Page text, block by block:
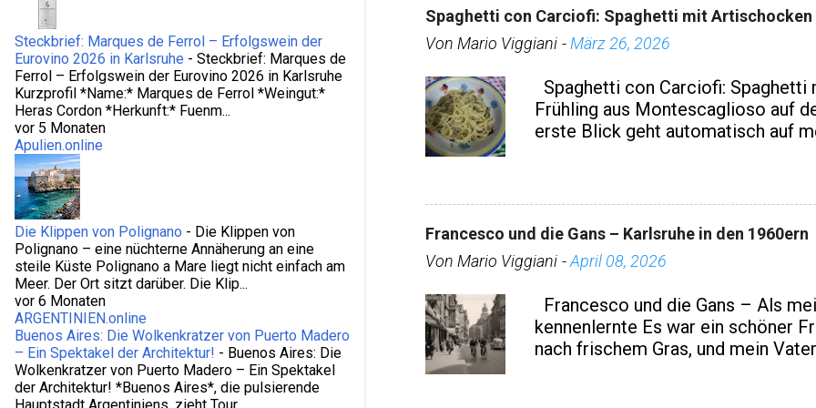
Spaghetti con Carciofi: Spaghetti mit Artischocken
Von Mario Viggiani - März 26, 2026
Spaghetti con Carciofi:
Frühling aus Montescaglioso auf
erste Blick geht automatisch auf
dem Alltag. Besonders spannend:
was so viel heißt wie Spaghetti mit
einfach außergewöhnlich lecker.
bodenständige Lektion in
Artischocken, Olivenöl,
einfach, aber intensiv im
Francesco und die Gans – Karlsruhe in den 1960ern
Von Mario Viggiani -April 08, 2026
Francesco und die Gans – Als
kennenlernte Es war ein schöner
nach frischem Gras, und mein
Fett. Nur ein paar Meter entfernt.
Steckbrief: Marques de Ferrol – Erfolgswein der
Eurovino 2026 in Karlsruhe - Steckbrief: Marques de
Ferrol – Erfolgswein der Eurovino 2026 in Karlsruhe
Kurzprofil *Name:* Marques de Ferrol *Weingut:*
Heras Cordon *Herkunft:* Fuenm...
vor 5 Monaten
Apulien.online
Die Klippen von Polignano - Die Klippen von
Polignano – eine nüchterne Annäherung an eine
steile Küste Polignano a Mare liegt nicht einfach am
Meer. Der Ort sitzt darüber. Die Klip...
vor 6 Monaten
ARGENTINIEN.online
Buenos Aires: Die Wolkenkratzer von Puerto Madero
– Ein Spektakel der Architektur! - Buenos Aires: Die
Wolkenkratzer von Puerto Madero – Ein Spektakel
der Architektur! *Buenos Aires*, die pulsierende